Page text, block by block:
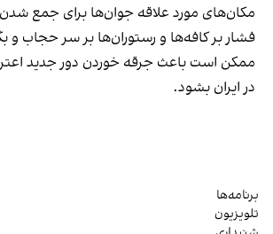
مکان‌های مورد علاقه جوان‌ها برای جمع
فشار بر کافه‌ها و رستوران‌ها بر سر حجاب و
ممکن است باعث جرقه خوردن دور جدید
در ایران بشود.
برنامه‌ها
تلویزیون